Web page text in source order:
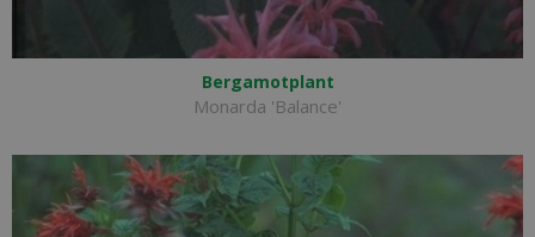
Bergamotplant
Monarda 'Balance'